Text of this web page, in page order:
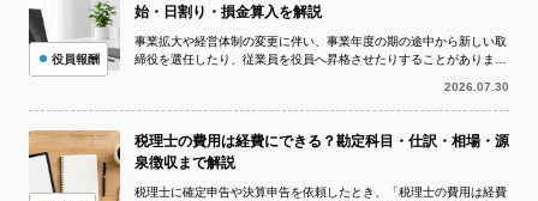
始・日割り・損金算入を解説
事業拡大や経営体制の変更に伴い、事業年度の期の途中から新しい取
締役を選任したり、従業員を役員へ昇格させたりすることがありま
2026.07.30
役員報酬
税理士の費用は経費にできる？勘定科目・仕訳・相場・源
泉徴収まで解説
税理士に確定申告や決算申告を依頼したとき、「税理士の費用は経費